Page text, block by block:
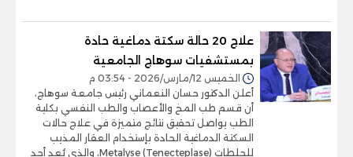
علاج 20 حالة سكتة دماغية حادة
بمستشفيات سوهاج الجامعية
الخميس 12/مارس/2026 - 03:54 م
أعلن الدكتور حسان النعماني رئيس جامعة سوهاج،
أن قسم طب المخ والأعصاب والطب النفسي بكلية
الطب يواصل تحقيق نتائج متميزة في علاج حالات
السكتة الدماغية الحادة بإستخدام العقار المذيب
للجلطات Metalyse (Tenecteplase)، والذي يُعد أحد